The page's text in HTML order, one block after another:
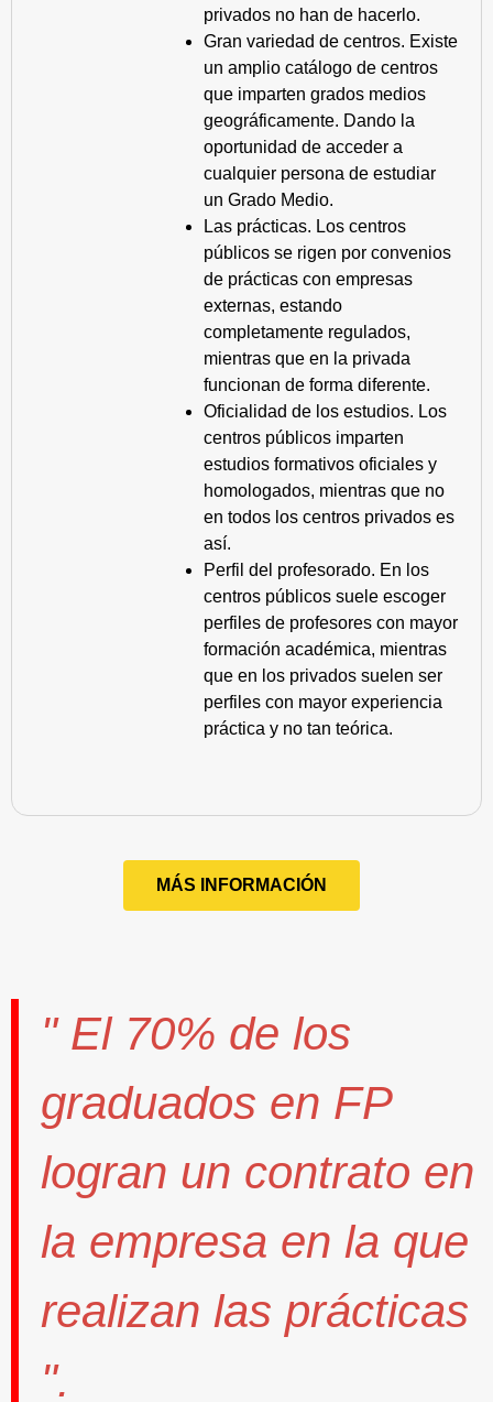
privados no han de hacerlo.
Gran variedad de centros. Existe
un amplio catálogo de centros
que imparten grados medios
geográficamente. Dando la
oportunidad de acceder a
cualquier persona de estudiar
un Grado Medio.
Las prácticas. Los centros
públicos se rigen por convenios
de prácticas con empresas
externas, estando
completamente regulados,
mientras que en la privada
funcionan de forma diferente.
Oficialidad de los estudios. Los
centros públicos imparten
estudios formativos oficiales y
homologados, mientras que no
en todos los centros privados es
así.
Perfil del profesorado. En los
centros públicos suele escoger
perfiles de profesores con mayor
formación académica, mientras
que en los privados suelen ser
perfiles con mayor experiencia
práctica y no tan teórica.
MÁS INFORMACIÓN
" El 70% de los
graduados en FP
logran un contrato en
la empresa en la que
realizan las prácticas
".